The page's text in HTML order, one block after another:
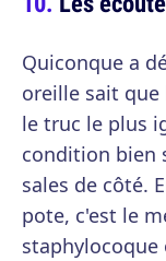
Quiconque a
oreille sait
le truc le plus
condition bien
sales de côté.
pote, c'est le
staphylocoque